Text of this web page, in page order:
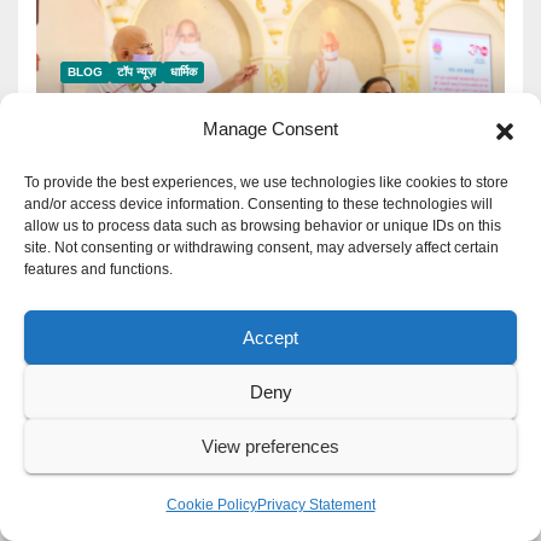
Manage Consent
To provide the best experiences, we use technologies like cookies to store
and/or access device information. Consenting to these technologies will
allow us to process data such as browsing behavior or unique IDs on this
site. Not consenting or withdrawing consent, may adversely affect certain
features and functions.
Accept
Deny
View preferences
Cookie PolicyPrivacy Statement
BLOG टॉप न्यूज़ धार्मिक
आचार्य महाश्रमणजी ने की उत्तराधिकारी की
घोषणा
जुलाई 28, 2026 KAILASH CHOUDHARY
🔴 PM Modi Mann Ki Baat 136:
KAILASH CHOUDHARY